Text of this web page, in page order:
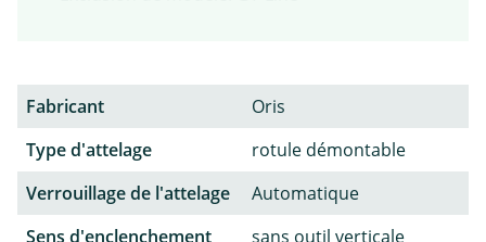
Fabricant
Oris
Type d'attelage
rotule démontable
Verrouillage de l'attelage
Automatique
Sens d'enclenchement
sans outil verticale